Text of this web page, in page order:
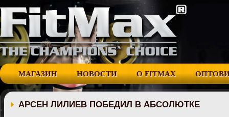
МАГАЗИН НОВОСТИ О FITMAX
АРСЕН ЛИЛИЕВ ПОБЕДИЛ В АБСОЛЮТКЕ